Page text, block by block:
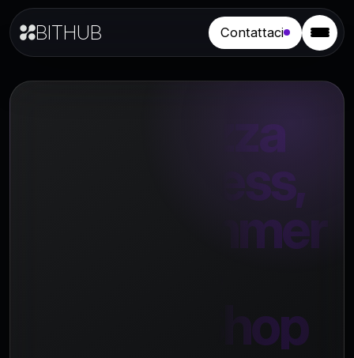
BITHUB Contattaci
Sicurezza
WordPress,
WooCommer
PrestaShop